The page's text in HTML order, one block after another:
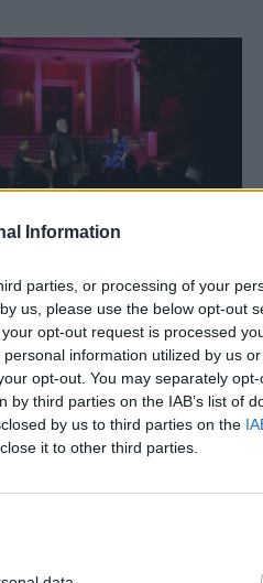
Information
parties, or processing of your
us, please use the below opt-out
opt-out request is processed
information utilized by us
opt-out. You may separately
third parties on the IAB’s list of
by us to third parties on the
it to other third parties.